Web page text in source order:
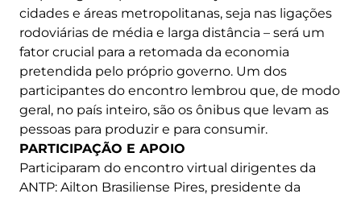
cidades e áreas metropolitanas, seja nas ligações
rodoviárias de média e larga distância – será um
fator crucial para a retomada da economia
pretendida pelo próprio governo. Um dos
participantes do encontro lembrou que, de modo
geral, no país inteiro, são os ônibus que levam as
pessoas para produzir e para consumir.
PARTICIPAÇÃO E APOIO
Participaram do encontro virtual dirigentes da
ANTP: Ailton Brasiliense Pires, presidente da